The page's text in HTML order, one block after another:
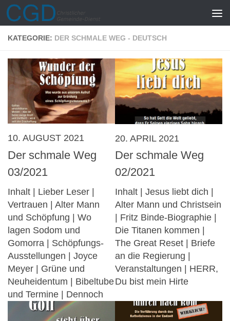
Zum Inhalt springen
KATEGORIE: DER SCHMALE WEG - DEUTSCH
10. AUGUST 2021
Der schmale Weg
03/2021
Inhalt | Lieber Leser |
Vertrauen | Alter Mann
und Schöpfung | Wo
lagen Sodom und
Gomorra | Schöpfungs-
Ausstellungen | Joyce
Meyer | Grüne und
Neuheidentum | Bibeltube
und Termine | Dennoch
20. APRIL 2021
Der schmale Weg
02/2021
Inhalt | Jesus liebt dich |
Alter Mann und Christsein
| Fritz Binde-Biographie |
Die Titanen kommen |
The Great Reset | Briefe
an die Regierung |
Veranstaltungen | HERR,
Du bist mein Hirte